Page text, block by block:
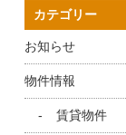
カテゴリー
お知らせ
物件情報
賃貸物件